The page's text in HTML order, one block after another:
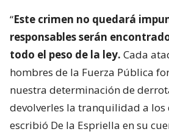
“Este crimen no quedará
responsables serán
todo el peso de la ley. Cada
hombres de la Fuerza Pública
nuestra determinación de
devolverles la tranquilidad a los
escribió De la Espriella en su